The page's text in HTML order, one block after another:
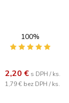
100%
2,20 € s DPH / ks.
1,79 € bez DPH / ks.